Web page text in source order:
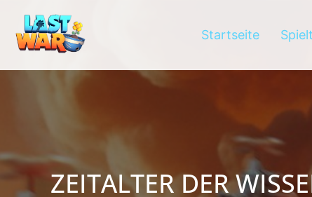
Startseite
ZEITALTER DER